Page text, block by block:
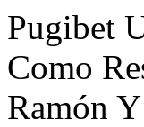
Pugibet
Como
Ramón